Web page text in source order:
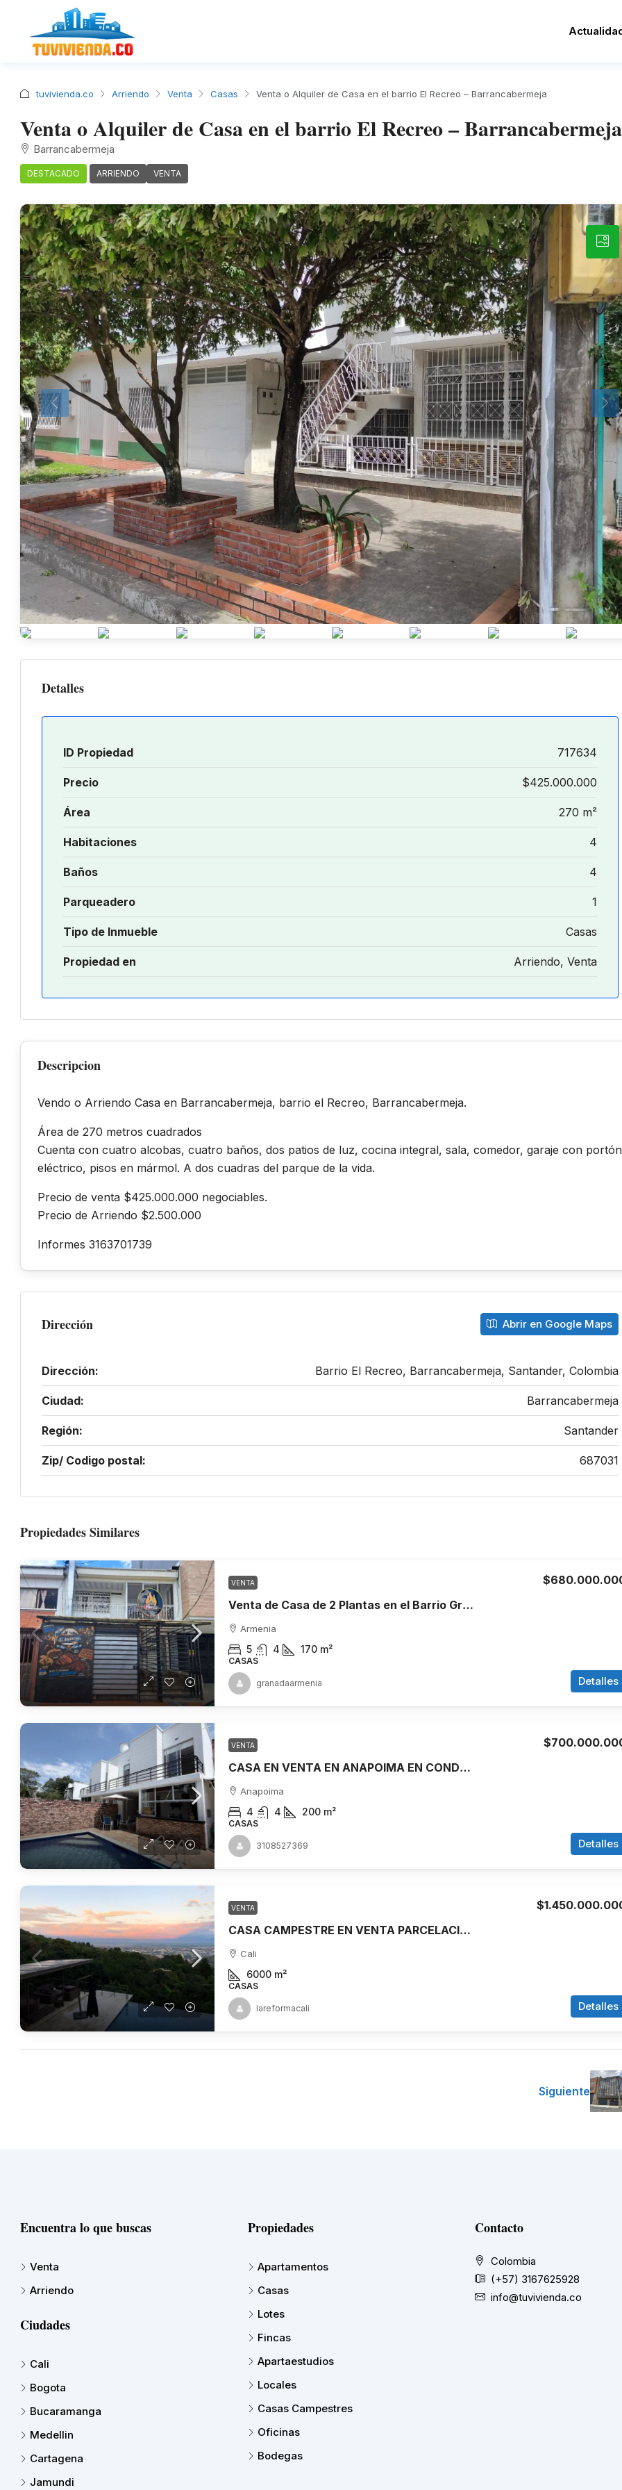
tuvivienda.co Arriendo Venta Casas Venta o Alquiler de Casa en el barrio El Recreo – Barrancabermeja
Venta o Alquiler de Casa en el barrio El Recreo – Barrancabermeja
Barrancabermeja
DESTACADO ARRIENDO VENTA
Detalles
ID Propiedad 717634
Precio $425.000.000
Área 270 m²
Habitaciones 4
Baños 4
Parqueadero 1
Tipo de Inmueble Casas
Propiedad en Arriendo, Venta
Descripcion
Vendo o Arriendo Casa en Barrancabermeja, barrio el Recreo, Barrancabermeja.
Área de 270 metros cuadrados
Cuenta con cuatro alcobas, cuatro baños, dos patios de luz, cocina integral, sala, comedor, garaje con portón
eléctrico, pisos en mármol. A dos cuadras del parque de la vida.
Precio de venta $425.000.000 negociables.
Precio de Arriendo $2.500.000
Informes 3163701739
Dirección Abrir en Google Maps
Dirección: Barrio El Recreo, Barrancabermeja, Santander, Colombia
Ciudad: Barrancabermeja
Región: Santander
Zip/ Codigo postal: 687031
Propiedades Similares
VENTA
Venta de Casa de 2 Plantas en el Barrio Granada, Armenia, Quindío
Armenia
5 4 170 m²
CASAS
Detalles
granadaarmenia
VENTA
CASA EN VENTA EN ANAPOIMA EN CONDOMINIO PRIVADO
Anapoima
4 4 200 m²
CASAS
Detalles
3108527369
VENTA
CASA CAMPESTRE EN VENTA PARCELACION LA REFORMA CRISTO REY, CALI
Cali
6000 m²
CASAS
Detalles
lareformacali
Siguiente
Encuentra lo que buscas
Venta
Arriendo
Ciudades
Cali
Bogota
Bucaramanga
Medellin
Cartagena
Jamundi
Propiedades
Apartamentos
Casas
Lotes
Fincas
Apartaestudios
Locales
Casas Campestres
Oficinas
Bodegas
Contacto
Colombia
(+57) 3167625928
info@tuvivienda.co